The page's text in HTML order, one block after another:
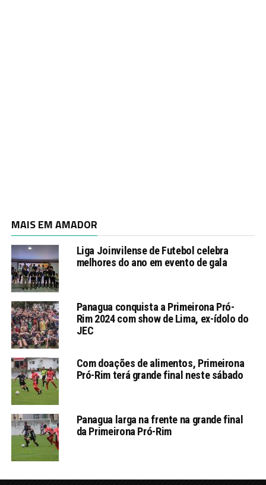
MAIS EM AMADOR
Liga Joinvilense de Futebol celebra
melhores do ano em evento de gala
Panagua conquista a Primeirona Pró-
Rim 2024 com show de Lima, ex-ídolo do
JEC
Com doações de alimentos, Primeirona
Pró-Rim terá grande final neste sábado
Panagua larga na frente na grande final
da Primeirona Pró-Rim